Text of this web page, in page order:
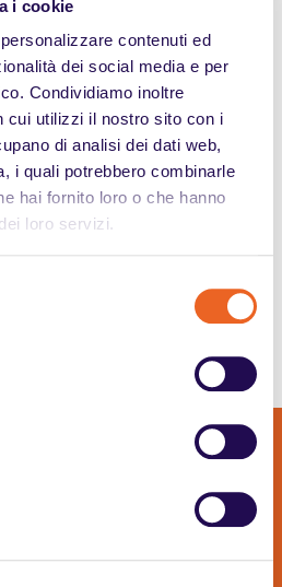
i cookie
contenuti ed
dei social media e per
Condividiamo inoltre
cui utilizzi il nostro sito con i
di analisi dei dati web,
i quali potrebbero combinarle
hai fornito loro o che hanno
loro servizi.
tutti gli articoli
brochure sulla L. 68/99
le offerte di lavoro